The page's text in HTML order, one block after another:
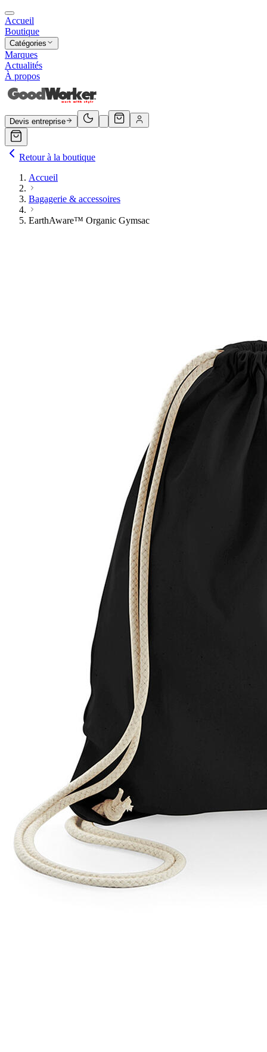
Accueil
Boutique
Catégories
Marques
Actualités
À propos
Devis entreprise
Retour à la boutique
Accueil
Bagagerie & accessoires
EarthAware™ Organic Gymsac